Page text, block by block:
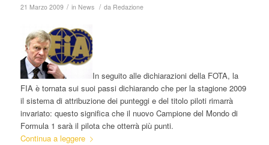
21 Marzo 2009 / in News / da Redazione
In seguito alle dichiarazioni della FOTA, la
FIA è tornata sui suoi passi dichiarando che per la stagione 2009
il sistema di attribuzione dei punteggi e del titolo piloti rimarrà
invariato: questo significa che il nuovo Campione del Mondo di
Formula 1 sarà il pilota che otterrà più punti.
Continua a leggere